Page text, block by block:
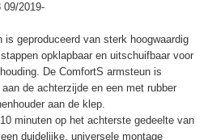
09/2019-
is geproduceerd van sterk hoogwaardig
opklapbaar en uitschuifbaar voor
De ComfortS armsteun is
de achterzijde en een met rubber
aan de klep.
minuten op het achterste gedeelte van
duidelijke, universele montage